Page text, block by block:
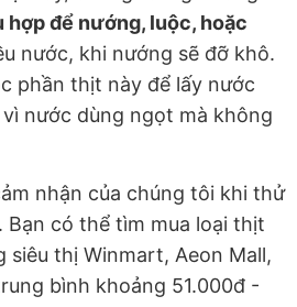
hợp để nướng, luộc, hoặc
nước, khi nướng sẽ đỡ khô.
phần thịt này để lấy nước
nước dùng ngọt mà không
nhận của chúng tôi khi thử
Bạn có thể tìm mua loại thịt
siêu thị Winmart, Aeon Mall,
bình khoảng 51.000đ -